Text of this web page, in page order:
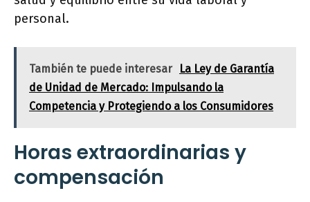
personal.
También te puede interesar
La Ley de Garantía
de Unidad de Mercado: Impulsando la
Competencia y Protegiendo a los Consumidores
Horas extraordinarias y
compensación